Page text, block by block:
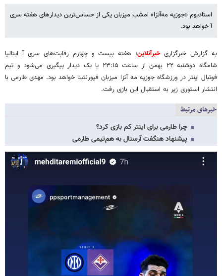
استادیوم «جوزپه مه‌آتزا» امشب میزبان یکی از حساس‌ترین دیدارهای هفته سری
آ خواهد بود.
به گزارش خبرگزاریخبرآنلاین؛ هفته بیست و چهارم رقابت‌های سری آ ایتالیا
شامگاه دوشنبه ۲۲ بهمن از ساعت ۲۳:۱۵ یا یک دیدار پیگیری می‌شود و تیم
فوتبال اینتر در ورزشگاه جوزپه مه آتزا میزبان فیورنتینا خواهد بود. مهدی طارمی با
انتشار استوری زیر به استقبال این بازی رفت.
خبرهای مرتبط
چرا طارمی برای اینتر کم بازی کرد؟
پیشنهاد هنگفت آرسنال به هم‌تیمی طارمی